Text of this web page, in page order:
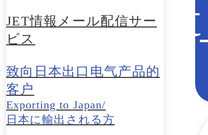
JET情報メール配信サー
ビス
致向日本出口电气产品的
客户
Exporting to Japan/
日本に輸出される方